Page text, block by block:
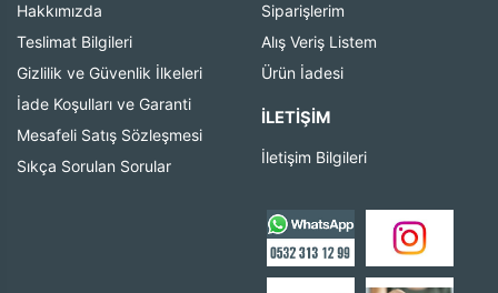
Hakkımızda
Teslimat Bilgileri
Gizlilik ve Güvenlik İlkeleri
İade Koşulları ve Garanti
Mesafeli Satış Sözleşmesi
Sıkça Sorulan Sorular
Siparişlerim
Alış Veriş Listem
Ürün İadesi
İLETIŞIM
İletişim Bilgileri